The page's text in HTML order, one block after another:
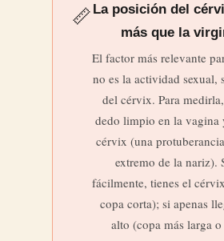
📏 La posición del
más que la
El factor más relevante
no es la actividad sexual,
del cérvix. Para
dedo limpio en la vagina
cérvix (una
extremo de la nariz).
fácilmente, tienes el
copa corta); si apenas
alto (copa más larga